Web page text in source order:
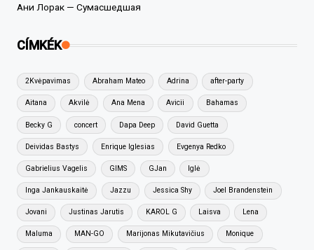
Ани Лорак — Сумасшедшая
CÍMKÉK
2Kvėpavimas Abraham Mateo Adrina after-party
Aitana Akvilė Ana Mena Avicii Bahamas
Becky G concert Dapa Deep David Guetta
Deividas Bastys Enrique Iglesias Evgenya Redko
Gabrielius Vagelis GIMS GJan Iglė
Inga Jankauskaitė Jazzu Jessica Shy Joel Brandenstein
Jovani Justinas Jarutis KAROL G Laisva Lena
Maluma MAN-GO Marijonas Mikutavičius Monique